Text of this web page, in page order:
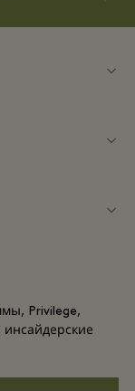
участника
Privilege,